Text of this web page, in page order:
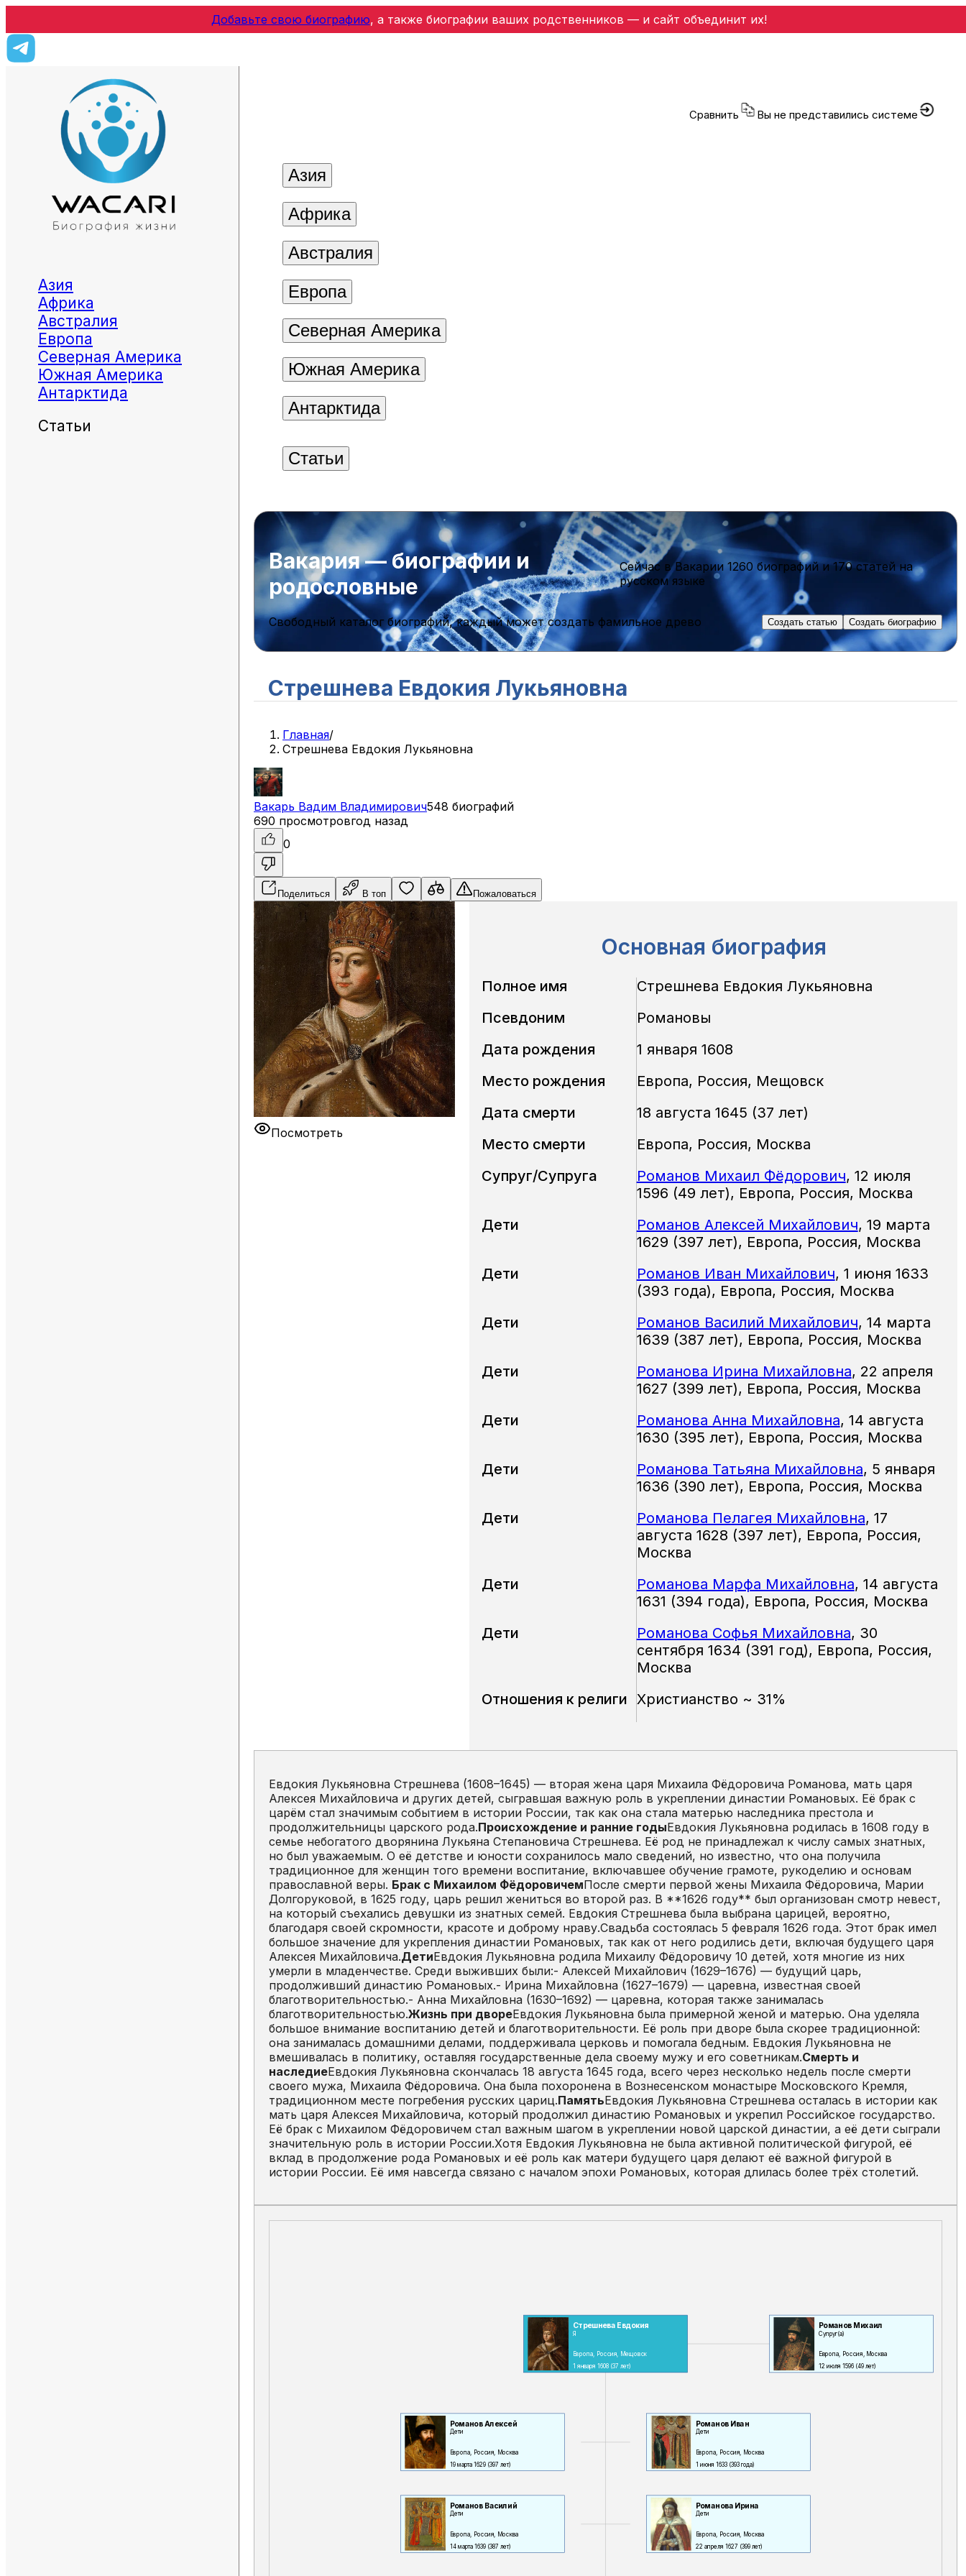
Добавьте свою биографию, а также биографии ваших родственников — и сайт объединит их!
Азия
Африка
Австралия
Европа
Северная Америка
Южная Америка
Антарктида
Статьи
Сравнить Вы не представились системе
Азия
Африка
Австралия
Европа
Северная Америка
Южная Америка
Антарктида
Статьи
Вакария — биографии и
родословные
Cейчас в Вакарии 1260 биографийи170 статейна
русском языке
Свободный каталог биографий, каждый может создать фамильное древо Создать статью Создать биографию
Стрешнева Евдокия Лукьяновна
Главная/
Стрешнева Евдокия Лукьяновна
Вакарь Вадим Владимирович548 биографий
690 просмотровгод назад
0
Поделиться В топ Пожаловаться
Посмотреть
Основная биография
Полное имя
Стрешнева Евдокия Лукьяновна
Псевдоним
Романовы
Дата рождения
1 января 1608
Место рождения
Европа, Россия, Мещовск
Дата смерти
18 августа 1645 (37 лет)
Место смерти
Европа, Россия, Москва
Супруг/Супруга
Романов Михаил Фёдорович, 12 июля
1596 (49 лет), Европа, Россия, Москва
Дети
Романов Алексей Михайлович, 19 марта
1629 (397 лет), Европа, Россия, Москва
Дети
Романов Иван Михайлович, 1 июня 1633
(393 года), Европа, Россия, Москва
Дети
Романов Василий Михайлович, 14 марта
1639 (387 лет), Европа, Россия, Москва
Дети
Романова Ирина Михайловна, 22 апреля
1627 (399 лет), Европа, Россия, Москва
Дети
Романова Анна Михайловна, 14 августа
1630 (395 лет), Европа, Россия, Москва
Дети
Романова Татьяна Михайловна, 5 января
1636 (390 лет), Европа, Россия, Москва
Дети
Романова Пелагея Михайловна, 17
августа 1628 (397 лет), Европа, Россия,
Москва
Дети
Романова Марфа Михайловна, 14 августа
1631 (394 года), Европа, Россия, Москва
Дети
Романова Софья Михайловна, 30
сентября 1634 (391 год), Европа, Россия,
Москва
Отношения к религи Христианство ~ 31%
Евдокия Лукьяновна Стрешнева (1608–1645) — вторая жена царя Михаила Фёдоровича Романова, мать царя
Алексея Михайловича и других детей, сыгравшая важную роль в укреплении династии Романовых. Её брак с
царём стал значимым событием в истории России, так как она стала матерью наследника престола и
продолжительницы царского рода.Происхождение и ранние годыЕвдокия Лукьяновна родилась в 1608 году в
семье небогатого дворянина Лукьяна Степановича Стрешнева. Её род не принадлежал к числу самых знатных,
но был уважаемым. О её детстве и юности сохранилось мало сведений, но известно, что она получила
традиционное для женщин того времени воспитание, включавшее обучение грамоте, рукоделию и основам
православной веры. Брак с Михаилом ФёдоровичемПосле смерти первой жены Михаила Фёдоровича, Марии
Долгоруковой, в 1625 году, царь решил жениться во второй раз. В **1626 году** был организован смотр невест,
на который съехались девушки из знатных семей. Евдокия Стрешнева была выбрана царицей, вероятно,
благодаря своей скромности, красоте и доброму нраву.Свадьба состоялась 5 февраля 1626 года. Этот брак имел
большое значение для укрепления династии Романовых, так как от него родились дети, включая будущего царя
Алексея Михайловича.ДетиЕвдокия Лукьяновна родила Михаилу Фёдоровичу 10 детей, хотя многие из них
умерли в младенчестве. Среди выживших были:- Алексей Михайлович (1629–1676) — будущий царь,
продолживший династию Романовых.- Ирина Михайловна (1627–1679) — царевна, известная своей
благотворительностью.- Анна Михайловна (1630–1692) — царевна, которая также занималась
благотворительностью.Жизнь при двореЕвдокия Лукьяновна была примерной женой и матерью. Она уделяла
большое внимание воспитанию детей и благотворительности. Её роль при дворе была скорее традиционной:
она занималась домашними делами, поддерживала церковь и помогала бедным. Евдокия Лукьяновна не
вмешивалась в политику, оставляя государственные дела своему мужу и его советникам.Смерть и
наследиеЕвдокия Лукьяновна скончалась 18 августа 1645 года, всего через несколько недель после смерти
своего мужа, Михаила Фёдоровича. Она была похоронена в Вознесенском монастыре Московского Кремля,
традиционном месте погребения русских цариц.ПамятьЕвдокия Лукьяновна Стрешнева осталась в истории как
мать царя Алексея Михайловича, который продолжил династию Романовых и укрепил Российское государство.
Её брак с Михаилом Фёдоровичем стал важным шагом в укреплении новой царской династии, а её дети сыграли
значительную роль в истории России.Хотя Евдокия Лукьяновна не была активной политической фигурой, её
вклад в продолжение рода Романовых и её роль как матери будущего царя делают её важной фигурой в
истории России. Её имя навсегда связано с началом эпохи Романовых, которая длилась более трёх столетий.
Стрешнева Евдокия
Я
Европа, Россия, Мещовск
1 января 1608 (37 лет)
Романов Михаил
Супруг(а)
Европа, Россия, Москва
12 июля 1596 (49 лет)
Романов Алексей
Дети
Европа, Россия, Москва
19 марта 1629 (397 лет)
Романов Иван
Дети
Европа, Россия, Москва
1 июня 1633 (393 года)
Романов Василий
Дети
Европа, Россия, Москва
14 марта 1639 (387 лет)
Романова Ирина
Дети
Европа, Россия, Москва
22 апреля 1627 (399 лет)